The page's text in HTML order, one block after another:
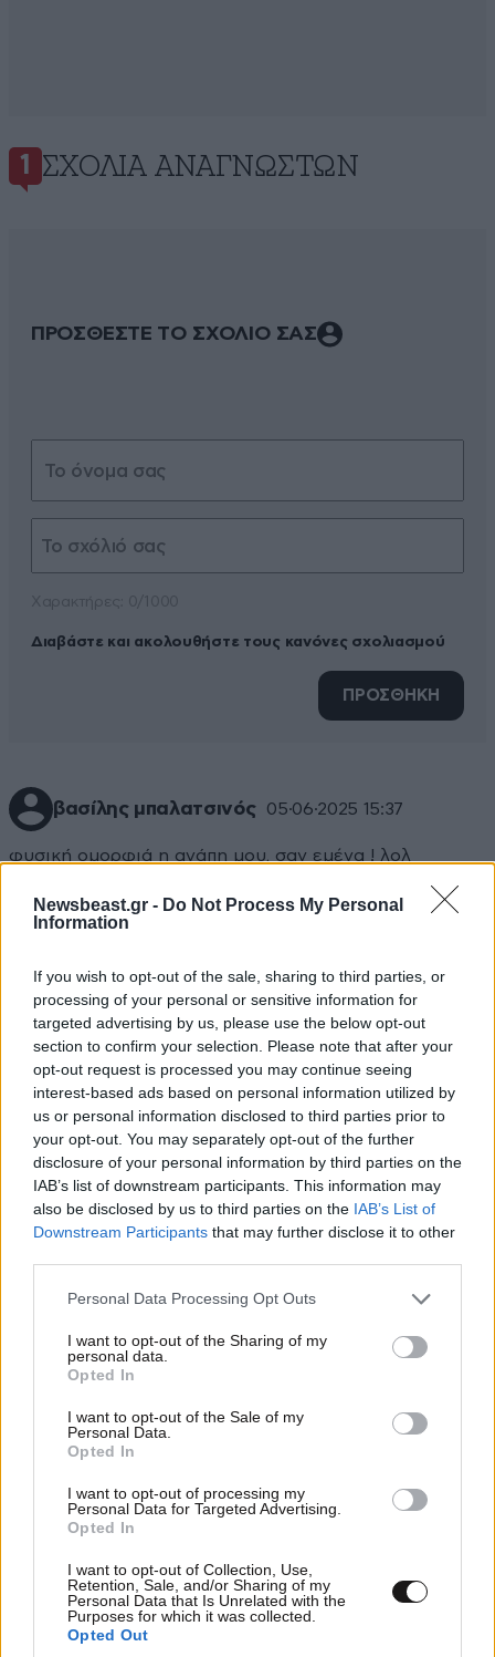
Newsbeast.gr - Do Not Process My Personal
Information
If you wish to opt-out of the sale, sharing to third parties, or
processing of your personal or sensitive information for
targeted advertising by us, please use the below opt-out
section to confirm your selection. Please note that after your
opt-out request is processed you may continue seeing
interest-based ads based on personal information utilized by
us or personal information disclosed to third parties prior to
your opt-out. You may separately opt-out of the further
disclosure of your personal information by third parties on the
IAB’s list of downstream participants. This information may
also be disclosed by us to third parties on the IAB’s List of
Downstream Participants that may further disclose it to other
Please note that this website/app uses one or more Google
not limited to your visit or usage behaviour. You may click to
grant or deny consent to Google and its third-party tags to
use your data for below specified purposes in below Google
consent section.
Personal Data Processing Opt Outs
I want to opt-out of the Sharing of my
personal data.
Opted In
I want to opt-out of the Sale of my
Personal Data.
Opted In
I want to opt-out of processing my
Personal Data for Targeted Advertising.
Opted In
I want to opt-out of Collection, Use,
Retention, Sale, and/or Sharing of my
Personal Data that Is Unrelated with the
Purposes for which it was collected.
Opted Out
1 ΣΧΌΛΙΑ ΑΝΑΓΝΩΣΤΏΝ
ΠΡΟΣΘΕΣΤΕ ΤΟ ΣΧΟΛΙΟ ΣΑΣ
Διαβάστε και ακολουθήστε τους κανόνες σχολιασμού
ΠΡΟΣΘΗΚΗ
βασίλης μπαλατσινός 05·06·2025 15:37
φυσική ομορφιά η αγάπη μου, σαν εμένα ! λολ
Απαντήστε 0
TRENDING